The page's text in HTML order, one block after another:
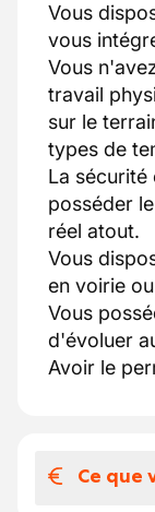
Vous
vous
Vous
travail
sur le
types de
La
posséder
réel atout.
Vous
en voirie
Vous
d'évoluer
Avoir le
Ce que